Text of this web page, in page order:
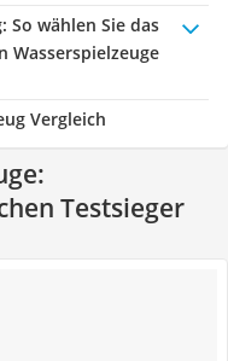
: So wählen Sie das
Wasserspielzeuge
Vergleich
Testsieger